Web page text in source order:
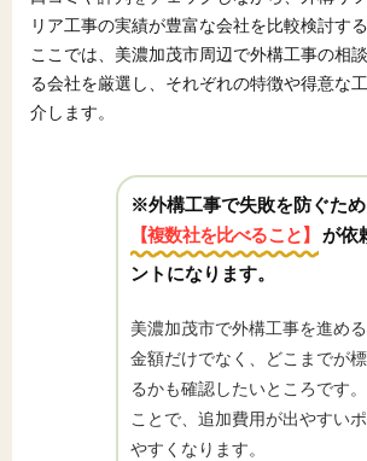
リア工事の実績が豊富な会社を比較検討す
ここでは、美濃加茂市周辺で外構工事の相
る会社を厳選し、それぞれの特徴や得意な
介します。
※外構工事で失敗を防ぐため
【複数社を比べること】
が依
ントになります。
美濃加茂市で外構工事を進め
金額だけでなく、どこまでが
るかも確認したいところです
ことで、追加費用が出やすい
やすくなります。